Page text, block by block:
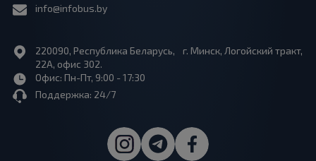
info@infobus.by
220090, Республика Беларусь, г. Минск, Логойский тракт,
22А, офис 302.
Офис: Пн-Пт, 9:00 - 17:30
Поддержка: 24/7